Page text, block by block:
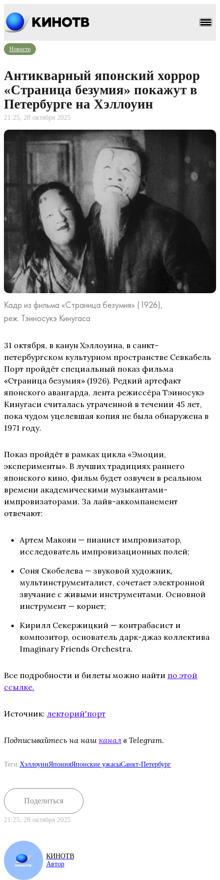
Новости
Антикварный японский хоррор
«Страница безумия» покажут в
Петербурге на Хэллоуин
21:25, 28 октября 2025
Кадр из фильма «Страница безумия» (1926),
реж. Тэиносукэ Кинугаса
31 октября, в канун Хэллоуина, в санкт-
петербургском культурном пространстве Севкабель
Порт пройдёт специальный показ фильма
«Страница безумия» (1926). Редкий артефакт
японского авангарда, лента режиссёра Тэиносукэ
Кинугаси считалась утраченной в течении 45 лет,
пока чудом уцелевшая копия не была обнаружена в
1971 году.
Показ пройдёт в рамках цикла «Эмоции,
эксперименты». В лучших традициях раннего
японского кино, фильм будет озвучен в реальном
времени академическими музыкантами-
импровизаторами. За лайв-аккомпанемент
отвечают:
Артем Макоян — пианист импровизатор,
исследователь импровизационных полей;
Соня Скобелева — звуковой художник,
мультинструменталист, сочетает электронной
звучание с живыми инструментами. Основной
инструмент — корнет;
Кирилл Секержицкий — контрабасист и
композитор, основатель дарк-джаз коллектива
Imaginary Friends Orchestra.
Все подробности и билеты можно найти по этой
ссылке.
Источник: лекторий'порт
Подписывайтесь на наш канал в Telegram.
Теги:ХэллоуинЯпонияЯпонские ужасыСанкт-Петербург
Поделиться
21:25, 28 октября 2025
КИНОТВ
Автор